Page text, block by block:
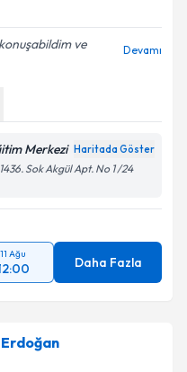
ve
Devamı
Merkezi Haritada Göster
Sok Akgül Apt. No 1 /24
11 Ağu
Daha Fazla
Erdoğan